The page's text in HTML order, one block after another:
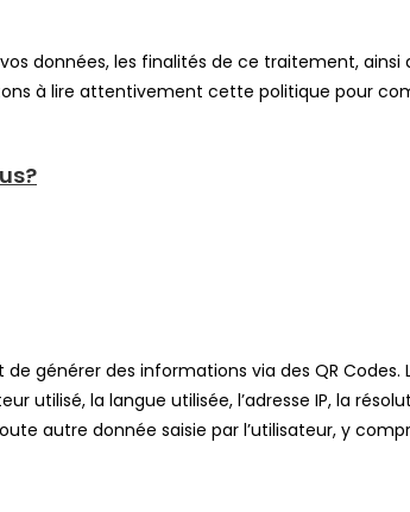
données, les finalités de ce traitement,
à lire attentivement cette politique pour
générer des informations via des QR Codes.
utilisé, la langue utilisée, l’adresse IP, la
autre donnée saisie par l’utilisateur, y